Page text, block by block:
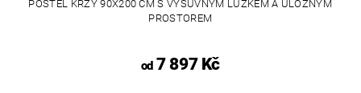
POSTEL KRZY 90X200 CM S VÝSUVNÝM LŮŽKEM A ÚLOŽNÝM
PROSTOREM
od7 897 Kč